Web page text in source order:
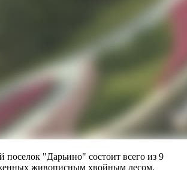
"Дарьино" состоит всего из 9
живописным хвойным лесом.